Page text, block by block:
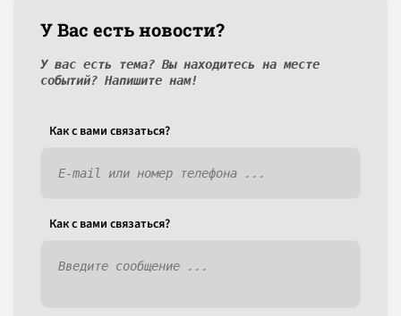
У Вас есть новости?
У вас есть тема? Вы находитесь на месте
событий? Напишите нам!
Как c вами связаться?
Как c вами связаться?